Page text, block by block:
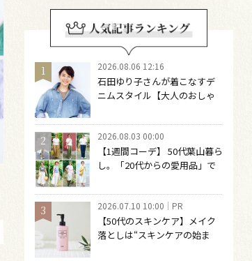
2026.08.06 12:16
石田ゆり子さんが着こなすデ
ニムスタイル【大人のおしゃ
どファッションは自由になる
2026.08.03 00:00
【1週間コーデ】 50代葉山暮ら
し。「20代からの愛用品」で
～ 桐野恵美さん #022 Emi
Kirino～
2026.07.10 10:00 PR
【50代のスキンケア】メイク
落としは“スキンケアの始ま